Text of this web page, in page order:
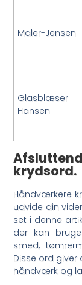
Maler-Jensen
Glasblæser
Hansen
krydsord.
Håndværkere
udvide din
set i denne
der kan
smed,
Disse ord
håndværk og